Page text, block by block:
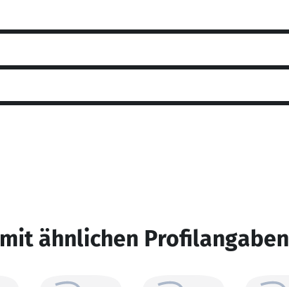
ähnlichen Profilangaben